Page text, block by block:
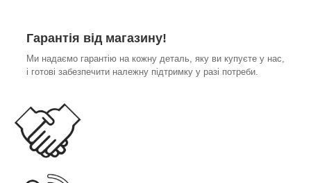
Гарантія від магазину!
Ми надаємо гарантію на кожну деталь, яку ви купуєте у нас,
і готові забезпечити належну підтримку у разі потреби.